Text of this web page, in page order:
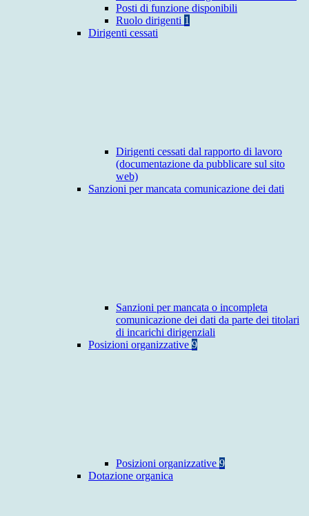
Posti di funzione disponibili
Ruolo dirigenti 1
Dirigenti cessati
Dirigenti cessati dal rapporto di lavoro
(documentazione da pubblicare sul sito
web)
Sanzioni per mancata comunicazione dei dati
Sanzioni per mancata o incompleta
comunicazione dei dati da parte dei titolari
di incarichi dirigenziali
Posizioni organizzative 9
Posizioni organizzative 9
Dotazione organica